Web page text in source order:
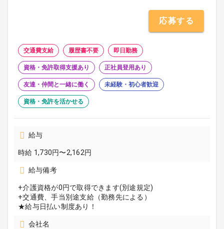
応募する
交通費支給 履歴書不要 即日勤務
資格・免許取得支援あり 正社員登用あり
友達・仲間と一緒に働く 未経験・初心者歓迎
資格・免許を活かせる
給与
時給 1,730円〜2,162円
給与備考
+介護資格が0円で取得できます(別途規定)
+交通費、手当別途支給（勤務先による）
★給与日払い制度あり！
会社名